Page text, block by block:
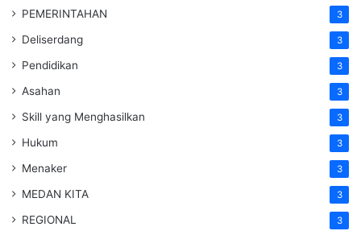
PEMERINTAHAN 3
Deliserdang 3
Pendidikan 3
Asahan 3
Skill yang Menghasilkan 3
Hukum 3
Menaker 3
MEDAN KITA 3
REGIONAL 3